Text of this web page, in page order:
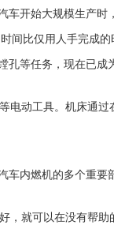
开始大规模生产
比仅用人手完成的
等任务，现在已
动工具。机床通
内燃机的多个重
就可以在没有帮